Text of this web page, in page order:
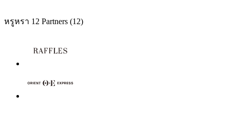
หรูหรา 12 Partners (12)